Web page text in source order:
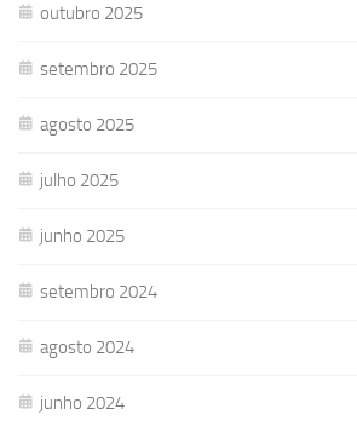
outubro 2025
setembro 2025
agosto 2025
julho 2025
junho 2025
setembro 2024
agosto 2024
junho 2024